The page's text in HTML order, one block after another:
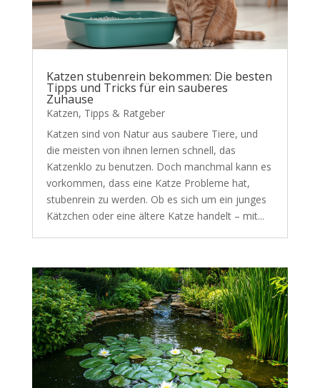
Katzen stubenrein bekommen: Die besten
Tipps und Tricks für ein sauberes
Zuhause
Katzen, Tipps & Ratgeber
Katzen sind von Natur aus saubere Tiere, und
die meisten von ihnen lernen schnell, das
Katzenklo zu benutzen. Doch manchmal kann es
vorkommen, dass eine Katze Probleme hat,
stubenrein zu werden. Ob es sich um ein junges
Kätzchen oder eine ältere Katze handelt – mit...